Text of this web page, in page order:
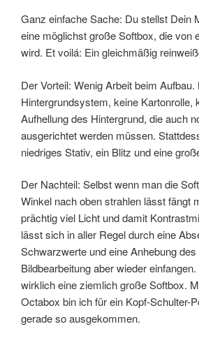
Ganz einfache Sache: Du stellst Dein
eine möglichst große Softbox, die von
wird. Et voilá: Ein gleichmäßig
Der Vorteil: Wenig Arbeit beim Aufbau.
Hintergrundsystem, keine Kartonrolle,
Aufhellung des Hintergrund, die auch
ausgerichtet werden müssen.
niedriges Stativ, ein Blitz und eine
Der Nachteil: Selbst wenn man die
Winkel nach oben strahlen lässt fängt
prächtig viel Licht und damit
lässt sich in aller Regel durch eine
Schwarzwerte und eine Anhebung
Bildbearbeitung aber wieder
wirklich eine ziemlich große Softbox.
Octabox bin ich für ein Kopf-Schulter-
gerade so ausgekommen.